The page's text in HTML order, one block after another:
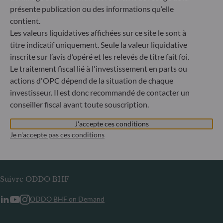
ou tout organisme établi en Russie ou en Biélorussie, à
l’exception des ressortissants d’un État membre de l’Union
européenne et aux personnes physiques titulaires d’un titre
de séjour temporaire ou permanent dans un État membre.
Informations
Informations réglementaires
Carrières
Suivre ODDO BHF
ODDO BHF on Demand
présente publication ou des informations qu’elle
contient.
Les valeurs liquidatives affichées sur ce site le sont à
titre indicatif uniquement. Seule la valeur liquidative
inscrite sur l’avis d’opéré et les relevés de titre fait foi.
Le traitement fiscal lié à l'investissement en parts ou
actions d'OPC dépend de la situation de chaque
investisseur. Il est donc recommandé de contacter un
conseiller fiscal avant toute souscription.
J'accepte ces conditions
Je n'accepte pas ces conditions